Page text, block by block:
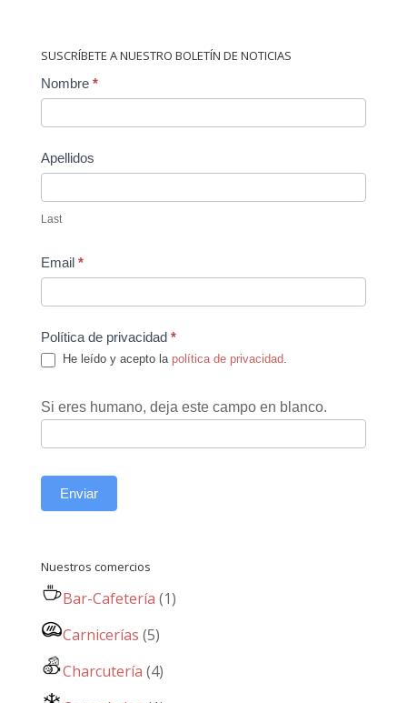
SUSCRÍBETE A NUESTRO BOLETÍN DE NOTICIAS
Contact
Nombre *
Apellidos
Last
Email *
Política de privacidad *
He leído y acepto la política de privacidad
Si eres humano, deja este campo en blanco.
Enviar
Nuestros comercios
Bar-Cafetería (1)
Carnicerías (5)
Charcutería (4)